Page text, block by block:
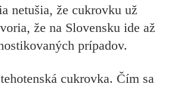
netušia, že cukrovku už
že na Slovensku ide až
prípadov.
cukrovka. Čím sa